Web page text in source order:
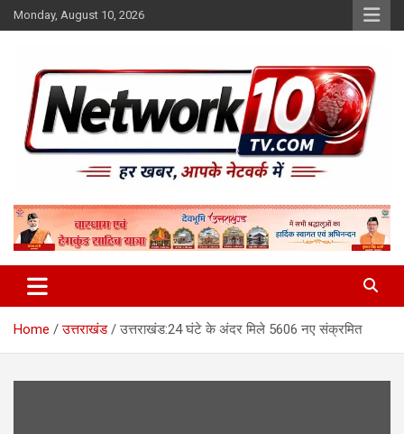
Skip
to
Monday, August 10, 2026
Network10tv
Home उत्तराखंड उत्तराखंड:24 घंटे के अंदर मिले 5606 नए संक्रमित